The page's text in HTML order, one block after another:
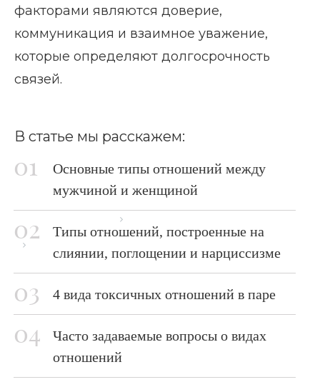
факторами являются доверие,
коммуникация и взаимное уважение,
которые определяют долгосрочность
связей.
В статье мы расскажем:
Основные типы отношений между
мужчиной и женщиной
Типы отношений, построенные на
слиянии, поглощении и нарциссизме
4 вида токсичных отношений в паре
Часто задаваемые вопросы о видах
отношений